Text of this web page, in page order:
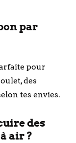
par
pour
des
tes envies.
des
air ?